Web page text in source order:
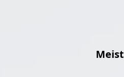
Meist